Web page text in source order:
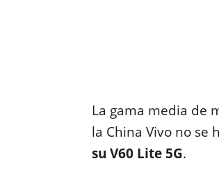
La gama media de
la China Vivo no se
su V60 Lite 5G.